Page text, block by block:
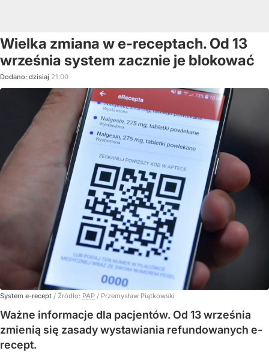
Wielka zmiana w e-receptach. Od 13
września system zacznie je blokować
Dodano: dzisiaj 21:00
System e-recept / Źródło: PAP / Przemysław Piątkowski
Ważne informacje dla pacjentów. Od 13 września
zmienią się zasady wystawiania refundowanych e-
recept.